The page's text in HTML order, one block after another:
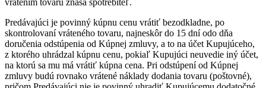
vrátením tovaru znáša spotrebiteľ.
Predávajúci je povinný kúpnu cenu vrátiť bezodkladne, po
skontrolovaní vráteného tovaru, najneskôr do 15 dní odo dňa
doručenia odstúpenia od Kúpnej zmluvy, a to na účet Kupujúceho,
z ktorého uhrádzal kúpnu cenu, pokiaľ Kupujúci neuvedie iný účet,
na ktorú sa mu má vrátiť kúpna cena. Pri odstúpení od Kúpnej
zmluvy budú rovnako vrátené náklady dodania tovaru (poštovné),